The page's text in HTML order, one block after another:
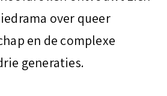
over queer
en de complexe
generaties.